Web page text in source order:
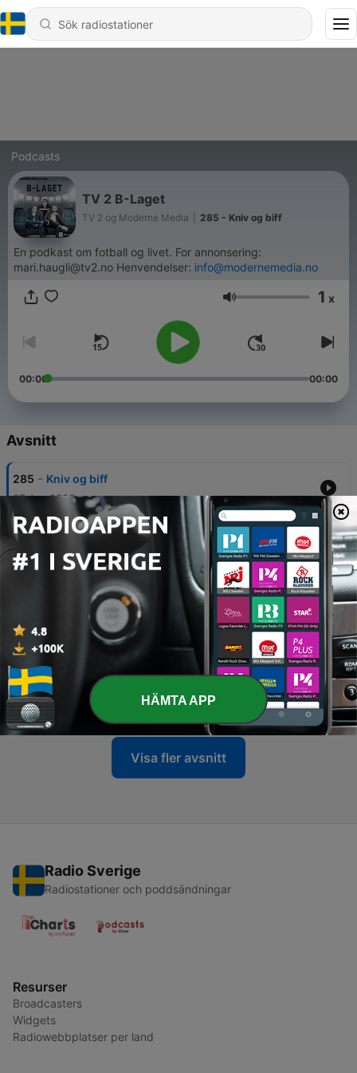
Podcasts
TV 2 B-Laget
TV 2 og Moderne Media 285 - Kniv og biff
En podkast om fotball og livet. For annonsering:
mari.haugli@tv2.no Henvendelser: info@modernemedia.no
Volym 1 x
00:00 00:00
Avsnitt
285 - Kniv og biff
07 Jun 2026
284 - Tid for VM: Gruppe L
Tid for VM: Gruppe K
282 - Tid for VM: Gruppe J
29 Maj 2026
281 - Tunge skudd
28 Maj 2026
Visa fler avsnitt
Radio Sverige
Radiostationer och poddsändningar
Resurser
Broadcasters
Widgets
Radiowebbplatser per land
HÄMTA APP